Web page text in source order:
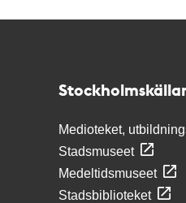
Medioteket,
Stadsmuseet
Medeltidsmuseet
Stadsbiblioteket